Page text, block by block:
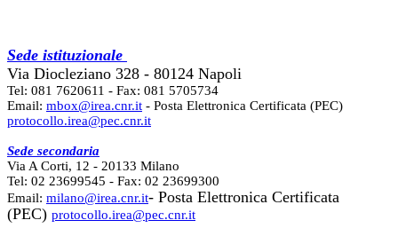
Sede istituzionale
Via Diocleziano 328 - 80124 Napoli
Tel: 081 7620611 - Fax: 081 5705734
Email: mbox@irea.cnr.it - Posta Elettronica Certificata (PEC)
protocollo.irea@pec.cnr.it
Sede secondaria
Via A Corti, 12 - 20133 Milano
Tel: 02 23699545 - Fax: 02 23699300
Email: milano@irea.cnr.it- Posta Elettronica Certificata
(PEC) protocollo.irea@pec.cnr.it